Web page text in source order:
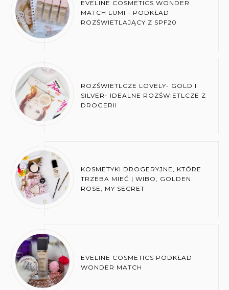
EVELINE COSMETICS WONDER
MATCH LUMI - PODKŁAD
ROZŚWIETLAJĄCY Z SPF20
ROZŚWIETLCZE LOVELY- GOLD I
SILVER- IDEALNE ROZŚWIETLCZE Z
DROGERII
KOSMETYKI DROGERYJNE, KTÓRE
TRZEBA MIEĆ | WIBO, GOLDEN
ROSE, MY SECRET
EVELINE COSMETICS PODKŁAD
WONDER MATCH